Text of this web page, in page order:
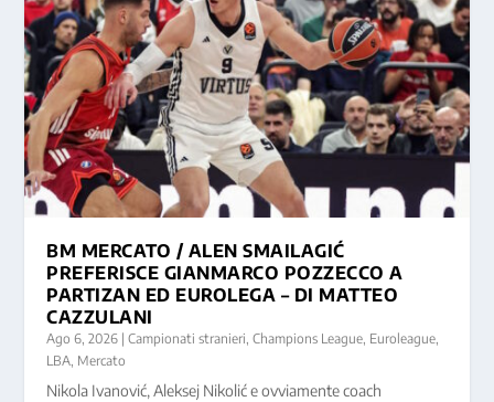
BM MERCATO / ALEN SMAILAGIĆ
PREFERISCE GIANMARCO POZZECCO A
PARTIZAN ED EUROLEGA – DI MATTEO
CAZZULANI
Ago 6, 2026 |Campionati stranieri,Champions League, Euroleague,
LBA, Mercato
Nikola Ivanović, Aleksej Nikolić e ovviamente coach